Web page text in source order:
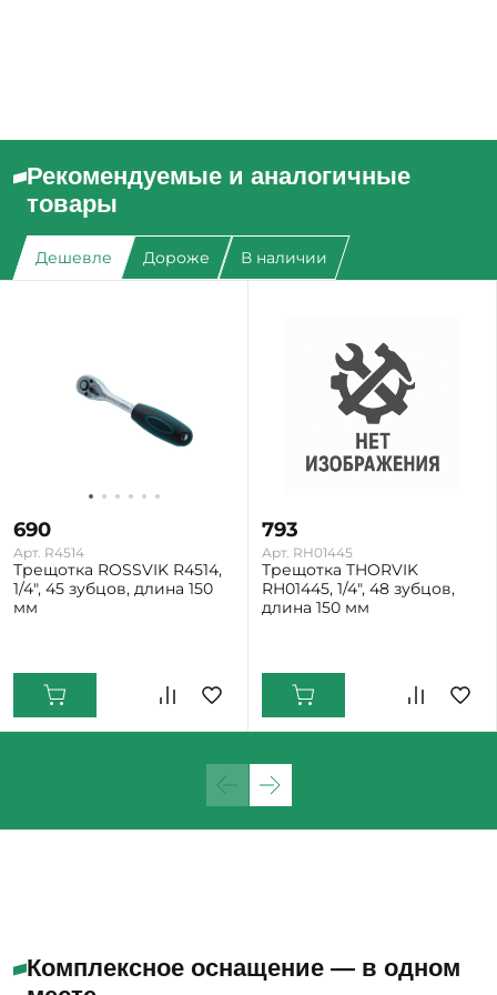
Рекомендуемые и аналогичные
товары
Дешевле Дороже В наличии
690
Арт. R4514
Трещотка ROSSVIK R4514,
1/4", 45 зубцов, длина 150
мм
793
Арт. RH01445
Трещотка THORVIK
RH01445, 1/4", 48 зубцов,
длина 150 мм
Комплексное оснащение — в одном